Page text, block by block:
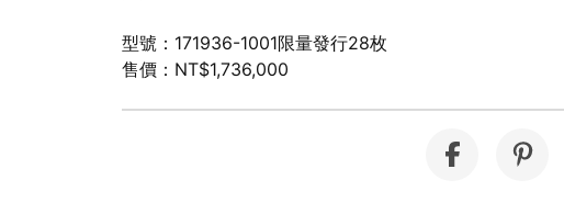
型號：171936-1001限量發行28枚
售價：NT$1,736,000